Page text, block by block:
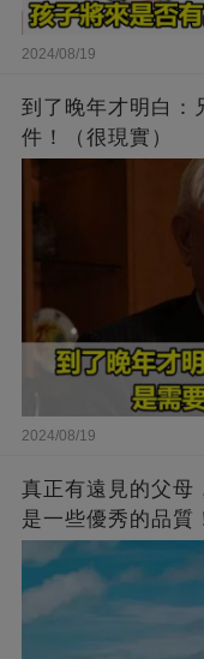
2024/08/19
到了晚年才明白：
件！（很現實）
2024/08/19
真正有遠見的父母
是一些優秀的品質